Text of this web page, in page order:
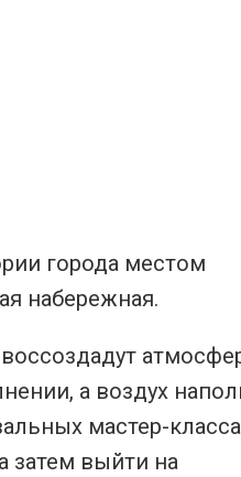
города местом
набережная.
а воздух
мастер-
затем выйти на